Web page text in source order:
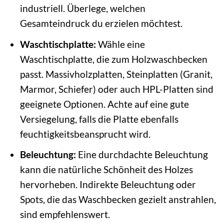
industriell. Überlege, welchen
Gesamteindruck du erzielen möchtest.
Waschtischplatte: Wähle eine
Waschtischplatte, die zum Holzwaschbecken
passt. Massivholzplatten, Steinplatten (Granit,
Marmor, Schiefer) oder auch HPL-Platten sind
geeignete Optionen. Achte auf eine gute
Versiegelung, falls die Platte ebenfalls
feuchtigkeitsbeansprucht wird.
Beleuchtung: Eine durchdachte Beleuchtung
kann die natürliche Schönheit des Holzes
hervorheben. Indirekte Beleuchtung oder
Spots, die das Waschbecken gezielt anstrahlen,
sind empfehlenswert.